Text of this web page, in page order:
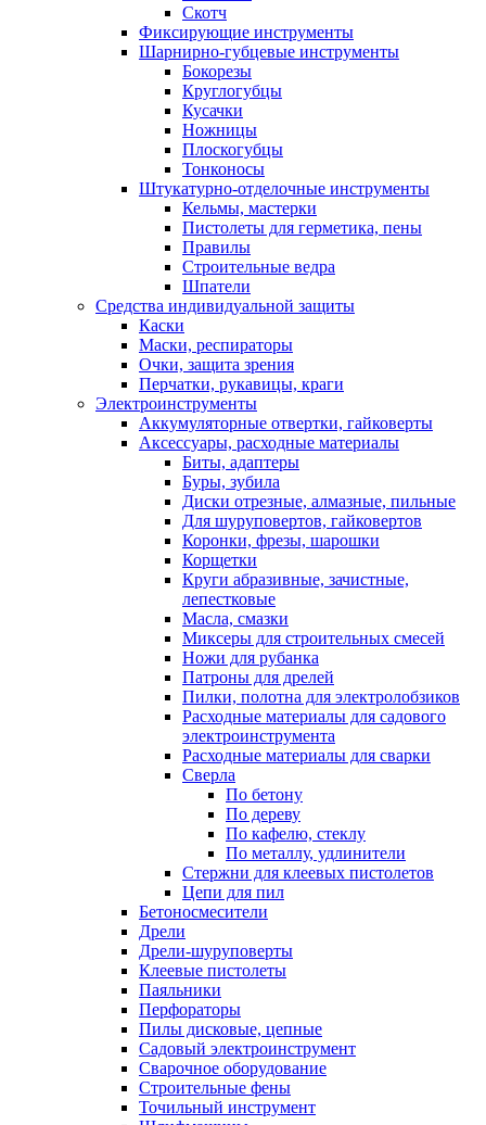
Скотч
Фиксирующие инструменты
Шарнирно-губцевые инструменты
Бокорезы
Круглогубцы
Кусачки
Ножницы
Плоскогубцы
Тонконосы
Штукатурно-отделочные инструменты
Кельмы, мастерки
Пистолеты для герметика, пены
Правилы
Строительные ведра
Шпатели
Средства индивидуальной защиты
Каски
Маски, респираторы
Очки, защита зрения
Перчатки, рукавицы, краги
Электроинструменты
Аккумуляторные отвертки, гайковерты
Аксессуары, расходные материалы
Биты, адаптеры
Буры, зубила
Диски отрезные, алмазные, пильные
Для шуруповертов, гайковертов
Коронки, фрезы, шарошки
Корщетки
Круги абразивные, зачистные,
лепестковые
Масла, смазки
Миксеры для строительных смесей
Ножи для рубанка
Патроны для дрелей
Пилки, полотна для электролобзиков
Расходные материалы для садового
электроинструмента
Расходные материалы для сварки
Сверла
По бетону
По дереву
По кафелю, стеклу
По металлу, удлинители
Стержни для клеевых пистолетов
Цепи для пил
Бетоносмесители
Дрели
Дрели-шуруповерты
Клеевые пистолеты
Паяльники
Перфораторы
Пилы дисковые, цепные
Садовый электроинструмент
Сварочное оборудование
Строительные фены
Точильный инструмент